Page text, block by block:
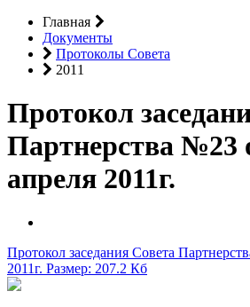
Главная
Документы
Протоколы Совета
2011
Протокол
Партнерства №23
апреля 2011г.
Протокол заседания Совета
2011г. Размер: 207.2 Кб